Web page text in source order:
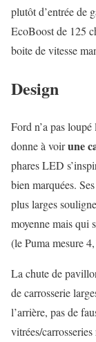
plutôt d’entrée de
EcoBoost de 125
boite de vitesse
Design
Ford n’a pas
donne à voirune
phares LED
bien marquées.
plus larges
moyenne mais qui
(le Puma mesure
La chute de
de carrosserie
l’arrière, pas de
vitrées/